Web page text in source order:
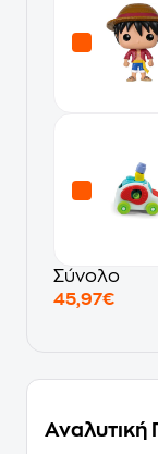
Σύνολο
45,97€
Αναλυτική